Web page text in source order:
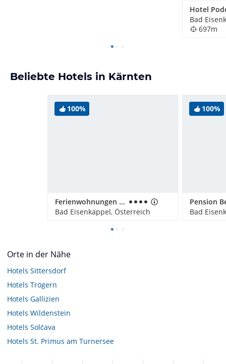
Hotel
Bad
697m
Beliebte Hotels in Kärnten
100%
Ferienwohnungen Arlitscherhof
Bad Eisenkappel, Österreich
100%
Pension
Bad
Orte in der Nähe
Hotels Sittersdorf
Hotels Trögern
Hotels Gallizien
Hotels Wildenstein
Hotels Solčava
Hotels St. Primus am Turnersee